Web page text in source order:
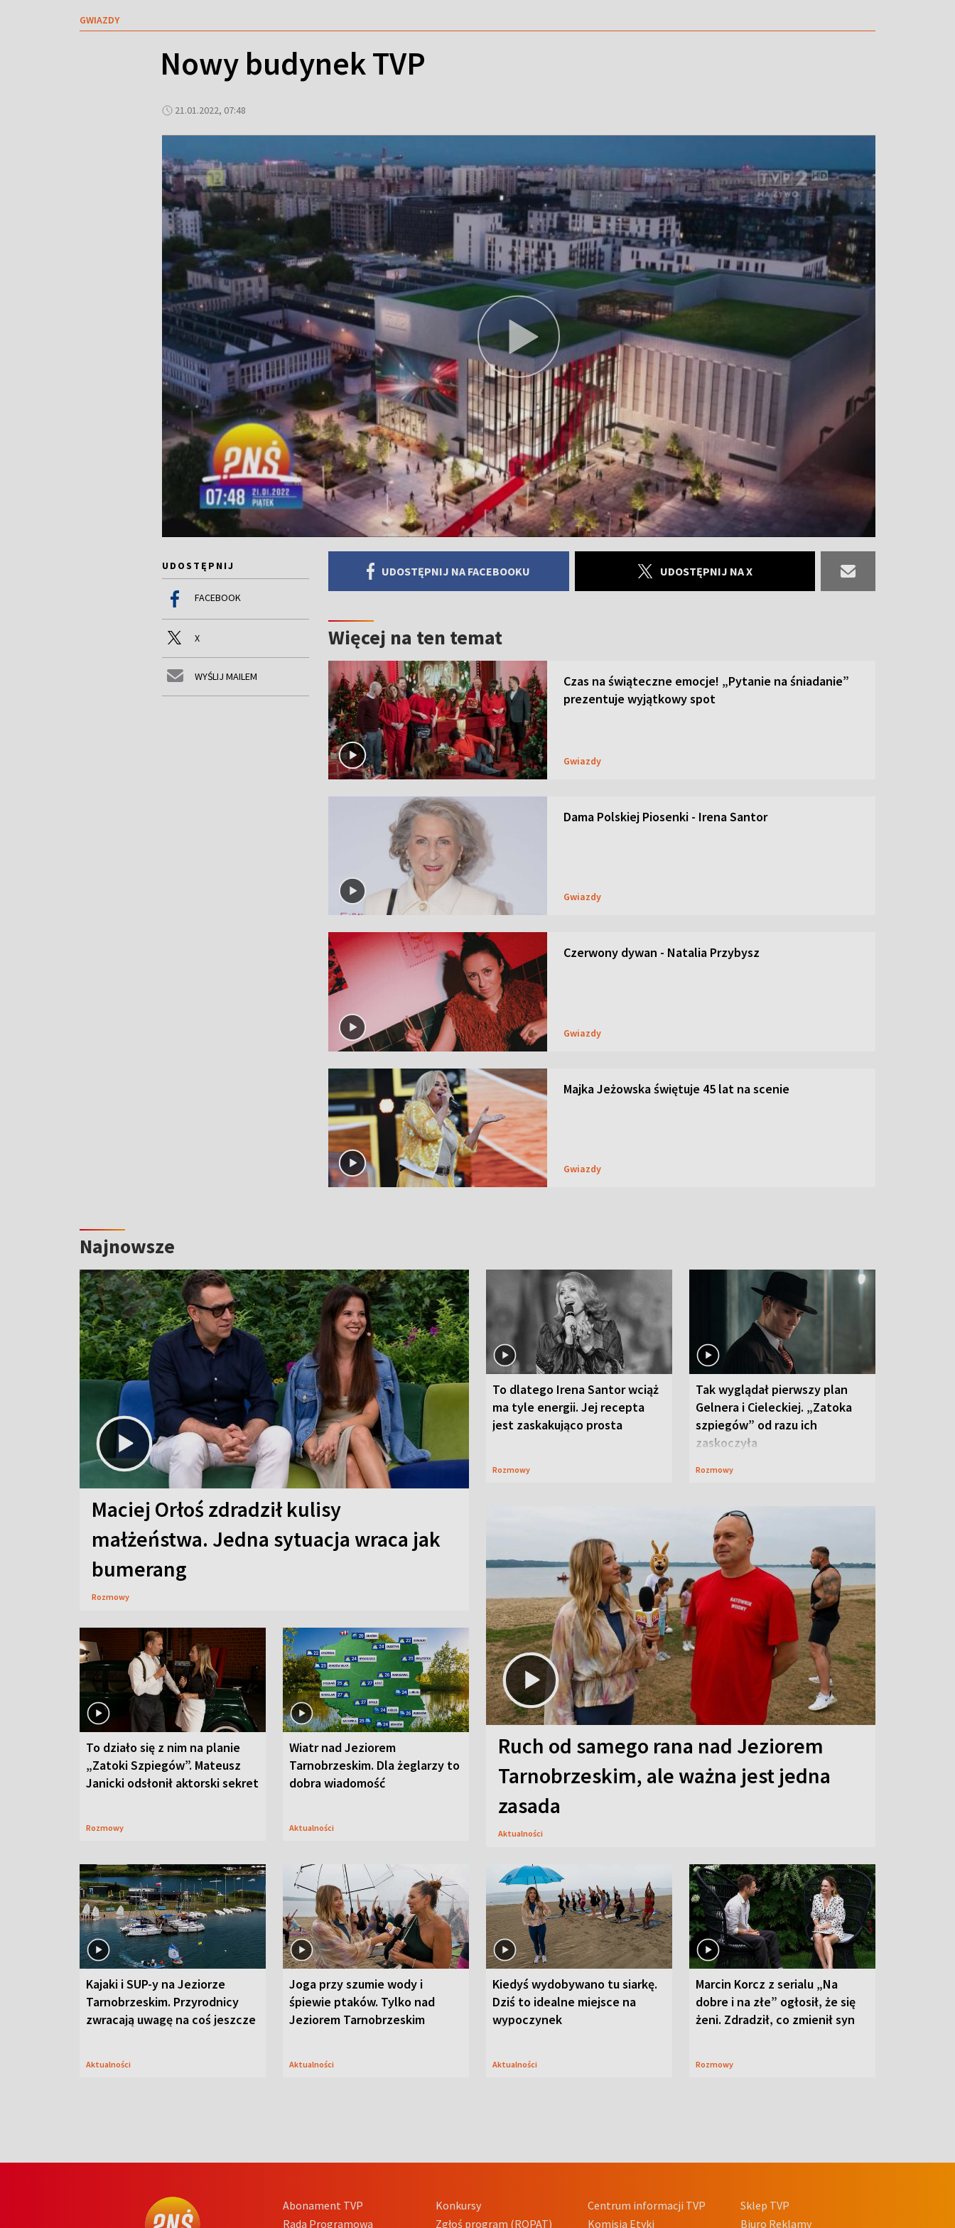
GWIAZDY
Nowy budynek TVP
21.01.2022, 07:48
UDOSTĘPNIJ
FACEBOOK
X
WYŚLIJ MAILEM
UDOSTĘPNIJ NA FACEBOOKU UDOSTĘPNIJ NA X
Więcej na ten temat
Czas na świąteczne emocje! „Pytanie na śniadanie”
prezentuje wyjątkowy spot
Gwiazdy
Dama Polskiej Piosenki - Irena Santor
Gwiazdy
Czerwony dywan - Natalia Przybysz
Gwiazdy
Majka Jeżowska świętuje 45 lat na scenie
Gwiazdy
Najnowsze
Maciej Orłoś zdradził kulisy
małżeństwa. Jedna sytuacja wraca jak
bumerang
Rozmowy
To dlatego Irena Santor wciąż
ma tyle energii. Jej recepta
jest zaskakująco prosta
Rozmowy
Tak wyglądał pierwszy plan
Gelnera i Cieleckiej. „Zatoka
szpiegów” od razu ich
zaskoczyła
Rozmowy
To działo się z nim na planie
„Zatoki Szpiegów”. Mateusz
Janicki odsłonił aktorski sekret
Rozmowy
Wiatr nad Jeziorem
Tarnobrzeskim. Dla żeglarzy to
dobra wiadomość
Aktualności
Ruch od samego rana nad Jeziorem
Tarnobrzeskim, ale ważna jest jedna
zasada
Aktualności
Kajaki i SUP-y na Jeziorze
Tarnobrzeskim. Przyrodnicy
zwracają uwagę na coś jeszcze
Aktualności
Joga przy szumie wody i
śpiewie ptaków. Tylko nad
Jeziorem Tarnobrzeskim
Aktualności
Kiedyś wydobywano tu siarkę.
Dziś to idealne miejsce na
wypoczynek
Aktualności
Marcin Korcz z serialu „Na
dobre i na złe” ogłosił, że się
żeni. Zdradził, co zmienił syn
Rozmowy
Abonament TVP
Rada Programowa
Konkursy
Zgłoś program (ROPAT)
Centrum informacji TVP
Komisja Etyki
Sklep TVP
Biuro Reklamy